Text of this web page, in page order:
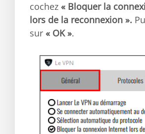
cochez « Bloquer la
lors de la reconnexion ».
sur « OK ».